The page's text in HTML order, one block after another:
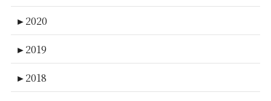
►2020
►2019
►2018